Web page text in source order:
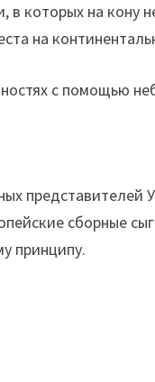
которых на кону
на
с помощью
представителей
сборные
принципу.